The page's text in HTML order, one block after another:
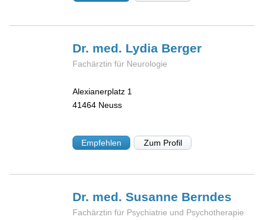
Dr. med. Lydia Berger
Fachärztin für Neurologie
Alexianerplatz 1
41464 Neuss
Empfehlen Zum Profil
Dr. med. Susanne Berndes
Fachärztin für Psychiatrie und Psychotherapie